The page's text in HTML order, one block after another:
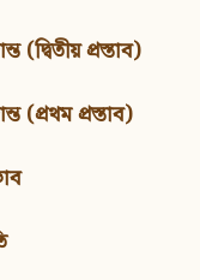
(দ্বিতীয় প্রস্তাব)
(প্রথম প্রস্তাব)